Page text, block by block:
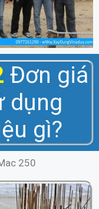
Đơn giá
dụng
gì?
250